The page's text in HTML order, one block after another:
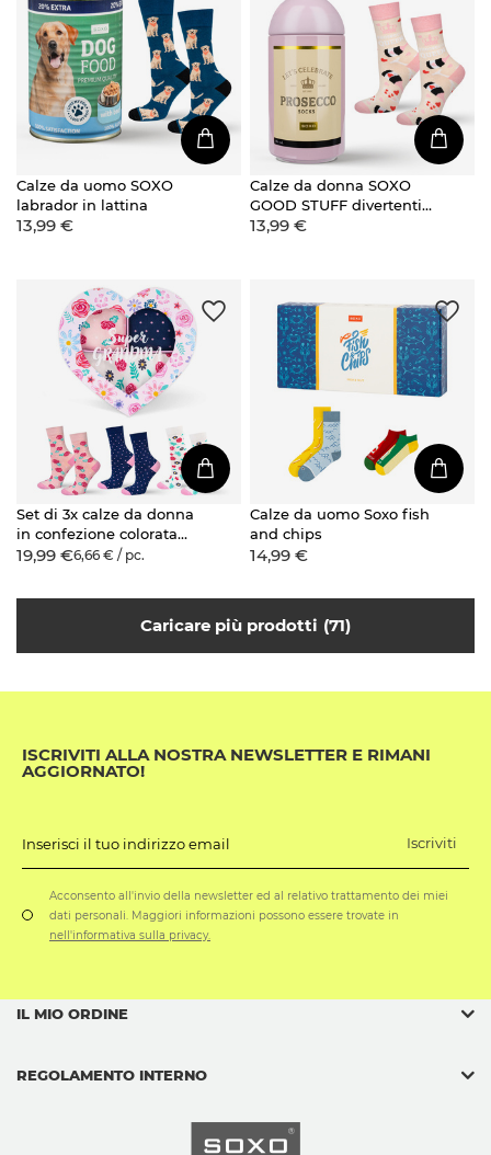
Calze da uomo SOXO
labrador in lattina
13,99 €
Calze da donna SOXO
GOOD STUFF divertenti
Prosecco in bottiglia
13,99 €
Set di 3x calze da donna
in confezione colorata
regalo per la nonna
19,99 €6,66 € / pc.
Calze da uomo Soxo fish
and chips
14,99 €
Caricare più prodotti 71
ISCRIVITI ALLA NOSTRA NEWSLETTER E RIMANI
AGGIORNATO!
Inserisci il tuo indirizzo email Iscriviti
Acconsento all'invio della newsletter ed al relativo trattamento dei miei
dati personali. Maggiori informazioni possono essere trovate in
nell'informativa sulla privacy.
IL MIO ORDINE
REGOLAMENTO INTERNO